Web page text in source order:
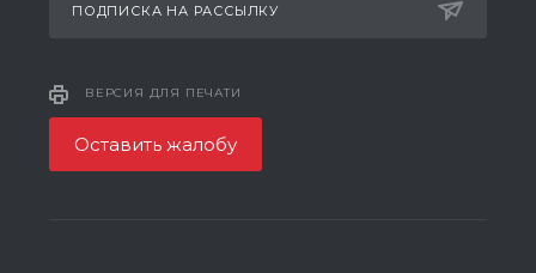
ПОДПИСКА НА РАССЫЛКУ
ВЕРСИЯ ДЛЯ ПЕЧАТИ
Оставить жалобу